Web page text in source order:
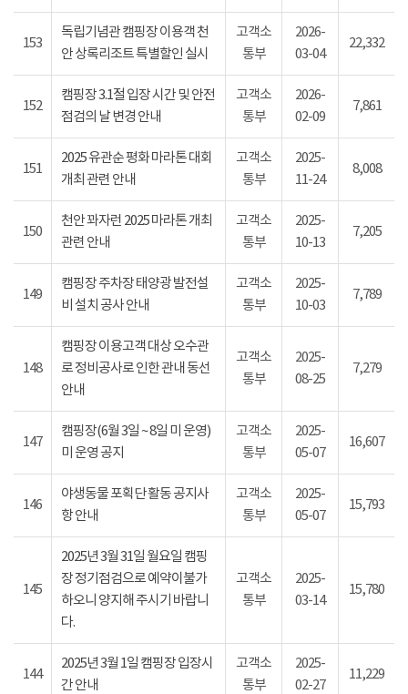
153
독립기념관 캠핑장 이용객 천
안 상록리조트 특별할인 실시
고객소
통부
2026-
03-04
22,332
152
캠핑장 3.1절 입장 시간 및 안전
점검의 날 변경 안내
고객소
통부
2026-
02-09
7,861
151
2025 유관순 평화 마라톤 대회
개최 관련 안내
고객소
통부
2025-
11-24
8,008
150
천안 꽈자런 2025 마라톤 개최
관련 안내
고객소
통부
2025-
10-13
7,205
149
캠핑장 주차장 태양광 발전설
비 설치 공사 안내
고객소
통부
2025-
10-03
7,789
148
캠핑장 이용고객 대상 오수관
로 정비공사로 인한 관내 동선
안내
고객소
통부
2025-
08-25
7,279
147
캠핑장(6월 3일 ~ 8일 미 운영)
미 운영 공지
고객소
통부
2025-
05-07
16,607
146
야생동물 포획단 활동 공지사
항 안내
고객소
통부
2025-
05-07
15,793
145
2025년 3월 31일 월요일 캠핑
장 정기점검으로 예약이불가
하오니 양지해 주시기 바랍니
다.
고객소
통부
2025-
03-14
15,780
144
2025년 3월 1일 캠핑장 입장시
간 안내
고객소
통부
2025-
02-27
11,229